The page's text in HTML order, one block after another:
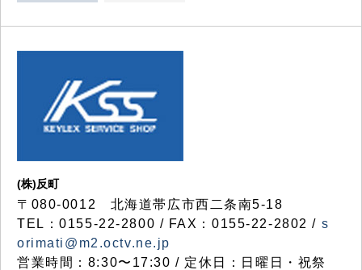
(株)反町
〒080-0012 北海道帯広市西二条南5-18
TEL：0155-22-2800 / FAX：0155-22-2802 / s
orimati@m2.octv.ne.jp
営業時間：8:30〜17:30 / 定休日：日曜日・祝祭